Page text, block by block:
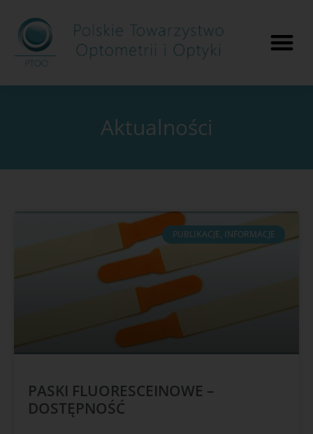
Aktualności
PUBLIKACJE, INFORMACJE
PASKI FLUORESCEINOWE –
DOSTĘPNOŚĆ